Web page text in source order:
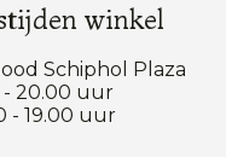
winkel
Schiphol Plaza
- 20.00 uur
- 19.00 uur